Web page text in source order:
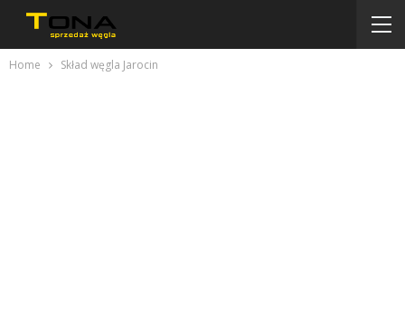
Home Skład węgla Jarocin